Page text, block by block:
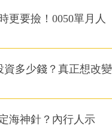
更要撿！0050單月人
資多少錢？真正想改變
海神針？內行人示